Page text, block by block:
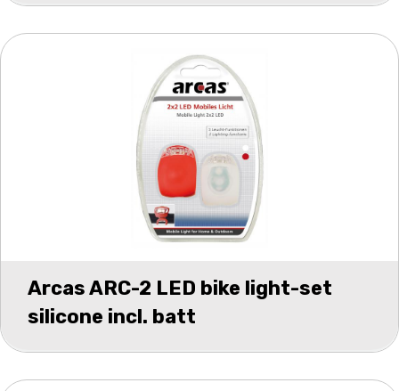
Arcas ARC-2 LED bike light-set
silicone incl. batt